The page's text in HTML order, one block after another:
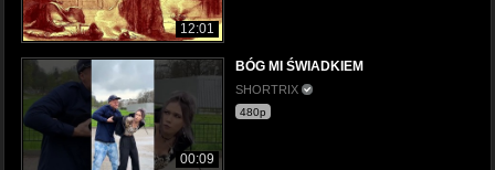
12:01
00:09
BÓG MI ŚWIADKIEM
SHORTRIX
480p